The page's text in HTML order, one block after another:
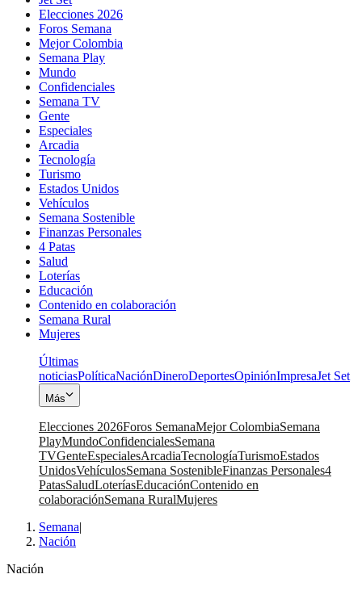
Elecciones 2026
Foros Semana
Mejor Colombia
Semana Play
Mundo
Confidenciales
Semana TV
Gente
Especiales
Arcadia
Tecnología
Turismo
Estados Unidos
Vehículos
Semana Sostenible
Finanzas Personales
4 Patas
Salud
Loterías
Educación
Contenido en colaboración
Semana Rural
Mujeres
Últimas
noticiasPolíticaNaciónDineroDeportesOpiniónImpresaJet Set
Más
Elecciones 2026Foros SemanaMejor ColombiaSemana
PlayMundoConfidencialesSemana
TVGenteEspecialesArcadiaTecnologíaTurismoEstados
UnidosVehículosSemana SostenibleFinanzas Personales4
PatasSaludLoteríasEducaciónContenido en
colaboraciónSemana RuralMujeres
Semana|
Nación
Nación